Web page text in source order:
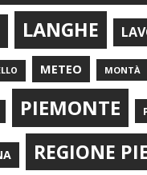
LANGHE
METEO MONTÀ
PIEMONTE
REGIONE